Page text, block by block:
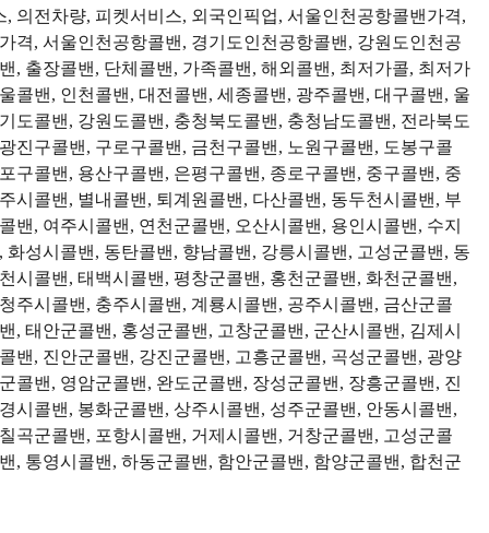
의전차량, 피켓서비스, 외국인픽업, 서울인천공항콜밴가격,
격, 서울인천공항콜밴, 경기도인천공항콜밴, 강원도인천공
, 출장콜밴, 단체콜밴, 가족콜밴, 해외콜밴, 최저가콜, 최저가
콜밴, 인천콜밴, 대전콜밴, 세종콜밴, 광주콜밴, 대구콜밴, 울
도콜밴, 강원도콜밴, 충청북도콜밴, 충청남도콜밴, 전라북도
진구콜밴, 구로구콜밴, 금천구콜밴, 노원구콜밴, 도봉구콜
구콜밴, 용산구콜밴, 은평구콜밴, 종로구콜밴, 중구콜밴, 중
시콜밴, 별내콜밴, 퇴계원콜밴, 다산콜밴, 동두천시콜밴, 부
, 여주시콜밴, 연천군콜밴, 오산시콜밴, 용인시콜밴, 수지
성시콜밴, 동탄콜밴, 향남콜밴, 강릉시콜밴, 고성군콜밴, 동
시콜밴, 태백시콜밴, 평창군콜밴, 홍천군콜밴, 화천군콜밴,
주시콜밴, 충주시콜밴, 계룡시콜밴, 공주시콜밴, 금산군콜
태안군콜밴, 홍성군콜밴, 고창군콜밴, 군산시콜밴, 김제시
밴, 진안군콜밴, 강진군콜밴, 고흥군콜밴, 곡성군콜밴, 광양
콜밴, 영암군콜밴, 완도군콜밴, 장성군콜밴, 장흥군콜밴, 진
시콜밴, 봉화군콜밴, 상주시콜밴, 성주군콜밴, 안동시콜밴,
곡군콜밴, 포항시콜밴, 거제시콜밴, 거창군콜밴, 고성군콜
, 통영시콜밴, 하동군콜밴, 함안군콜밴, 함양군콜밴, 합천군